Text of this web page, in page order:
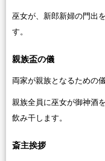
巫女が、新郎新婦の門出
す。
親族盃の儀
両家が親族となるための儀
親族全員に巫女が御神酒
飲み干します。
斎主挨拶